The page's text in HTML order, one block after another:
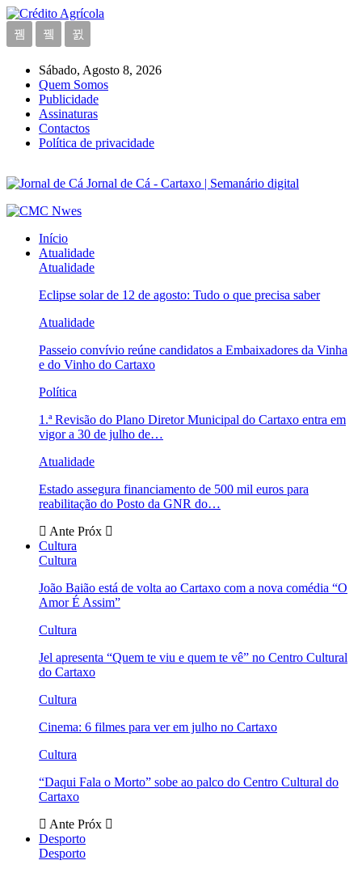
Sábado, Agosto 8, 2026
Quem Somos
Publicidade
Assinaturas
Contactos
Política de privacidade
Jornal de Cá - Cartaxo | Semanário digital
Início
Atualidade
Atualidade
Eclipse solar de 12 de agosto: Tudo o que precisa saber
Atualidade
Passeio convívio reúne candidatos a Embaixadores da Vinha
e do Vinho do Cartaxo
Política
1.ª Revisão do Plano Diretor Municipal do Cartaxo entra em
vigor a 30 de julho de…
Atualidade
Estado assegura financiamento de 500 mil euros para
reabilitação do Posto da GNR do…
Ante Próx
Cultura
Cultura
João Baião está de volta ao Cartaxo com a nova comédia “O
Amor É Assim”
Cultura
Jel apresenta “Quem te viu e quem te vê” no Centro Cultural
do Cartaxo
Cultura
Cinema: 6 filmes para ver em julho no Cartaxo
Cultura
“Daqui Fala o Morto” sobe ao palco do Centro Cultural do
Cartaxo
Ante Próx
Desporto
Desporto